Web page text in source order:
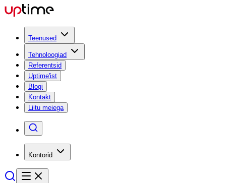
Teenused
Tehnoloogiad
Referentsid
Uptime'ist
Blogi
Kontakt
Liitu meiega
Kontorid